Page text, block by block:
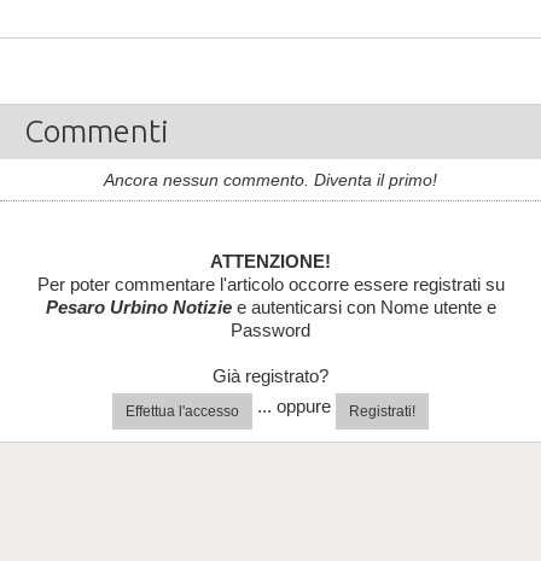
Commenti
Ancora nessun commento. Diventa il primo!
ATTENZIONE!
Per poter commentare l'articolo occorre essere registrati su
Pesaro Urbino Notiziee autenticarsi con Nome utente e
Password
Già registrato?
Effettua l'accesso ... oppure Registrati!